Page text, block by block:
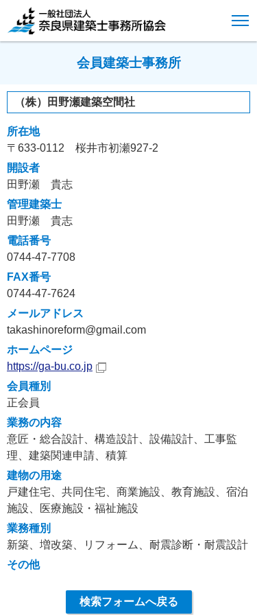
会員建築士事務所
（株）田野瀬建築空間社
所在地
〒633-0112 桜井市初瀬927-2
開設者
田野瀬 貴志
管理建築士
田野瀬 貴志
電話番号
0744-47-7708
FAX番号
0744-47-7624
メールアドレス
takashinoreform@gmail.com
ホームページ
https://ga-bu.co.jp
会員種別
正会員
業務の内容
意匠・総合設計、構造設計、設備設計、工事監
理、建築関連申請、積算
建物の用途
戸建住宅、共同住宅、商業施設、教育施設、宿泊
施設、医療施設・福祉施設
業務種別
新築、増改築、リフォーム、耐震診断・耐震設計
その他
検索フォームへ戻る